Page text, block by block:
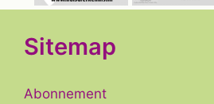
Sitemap
Abonnement